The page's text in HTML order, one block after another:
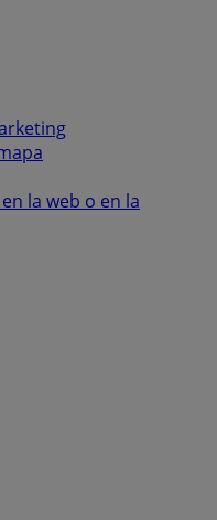
la web o en la